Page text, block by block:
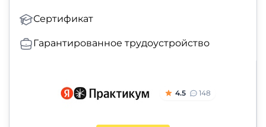
Сертификат
Гарантированное трудоустройство
4.5 148